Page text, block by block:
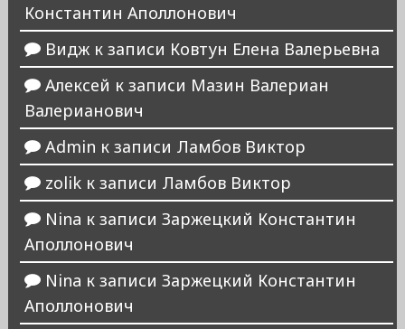
Константин Аполлонович
Виджк записи Ковтун Елена Валерьевна
Алексей к записи Мазин Валериан
Валерианович
Admin к записи Ламбов Виктор
zolikк записи Ламбов Виктор
Nina к записи Заржецкий Константин
Аполлонович
Nina к записи Заржецкий Константин
Аполлонович